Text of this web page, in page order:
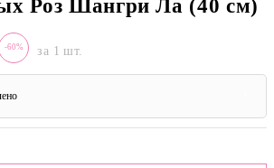
Роз Шангри Ла (40 см)
-60% за 1 шт.